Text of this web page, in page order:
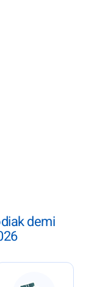
demi
Juni 2026
: